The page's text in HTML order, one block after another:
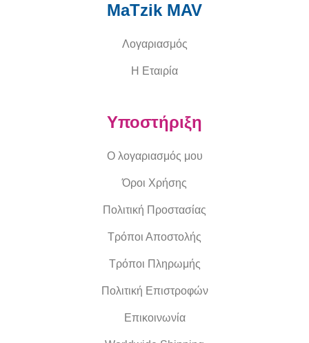
MaTzik MAV
Λογαριασμός
Η Εταιρία
Υποστήριξη
Ο λογαριασμός μου
Όροι Χρήσης
Πολιτική Προστασίας
Τρόποι Αποστολής
Τρόποι Πληρωμής
Πολιτική Επιστροφών
Επικοινωνία